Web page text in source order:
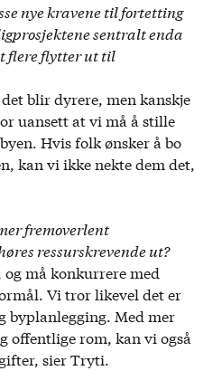
nye kravene til fortetting
sentralt enda
flere flytter ut til
blir dyrere, men kanskje
uansett at vi må å stille
Hvis folk ønsker å bo
kan vi ikke nekte dem det,
fremoverlent
ressurskrevende ut?
må konkurrere med
Vi tror likevel det er
Med mer
offentlige rom, kan vi også
sier Tryti.